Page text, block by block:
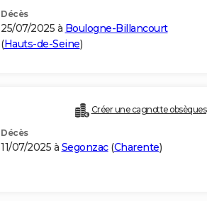
Décès
25/07/2025 à Boulogne-Billancourt
(Hauts-de-Seine)
Créer une cagnotte obsèques
Décès
11/07/2025 à Segonzac(Charente)